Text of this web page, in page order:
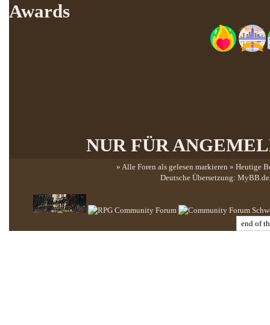
Awards
NUR FÜR
» Alle Foren als gelesen markieren » Heutige
Deutsche Übersetzung: MyBB.de